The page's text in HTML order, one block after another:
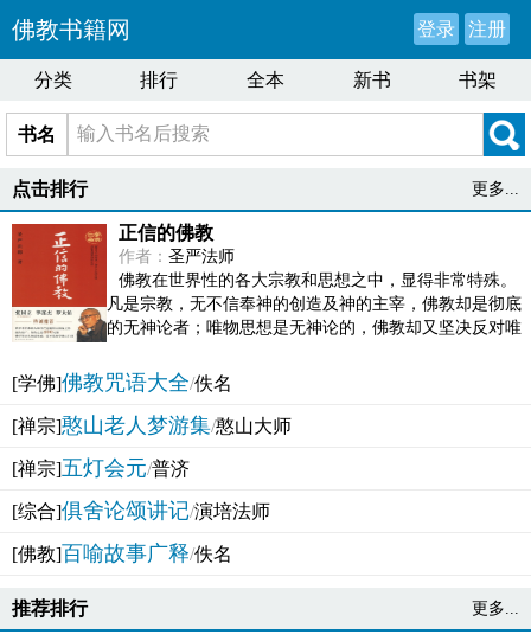
佛教书籍网 登录 注册
分类 排行 全本 新书 书架
书名
点击排行 更多...
正信的佛教
作者： 圣严法师
佛教在世界性的各大宗教和思想之中，显得非常特殊。
凡是宗教，无不信奉神的创造及神的主宰，佛教却是彻底
的无神论者；唯物思想是无神论的，佛教却又坚决反对唯
[学佛]佛教咒语大全/佚名
[禅宗]憨山老人梦游集/憨山大师
[禅宗]五灯会元/普济
[综合]俱舍论颂讲记/演培法师
[佛教]百喻故事广释/佚名
推荐排行 更多...